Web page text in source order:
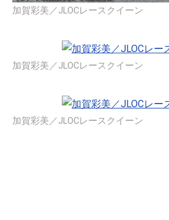
加賀彩美／JLOCレースクイーン
加賀彩美／JLOCレースクイーン
加賀彩美／JLOCレースクイーン